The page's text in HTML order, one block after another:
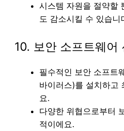
시스템 자원을 절약할
도 감소시킬 수 있습니
10. 보안 소프트웨어
필수적인 보안 소프트
바이러스)를 설치하고
요.
다양한 위협으로부터
적이에요.